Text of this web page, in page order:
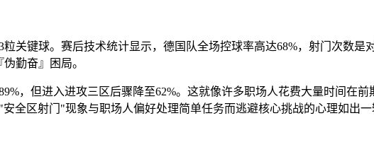
关键球。赛后技术统计显示，德国队全场控球率高达68%，射门次数是
勤奋』困局。
，但进入进攻三区后骤降至62%。这就像许多职场人花费大量时间在
全区射门"现象与职场人偏好处理简单任务而逃避核心挑战的心理如出一